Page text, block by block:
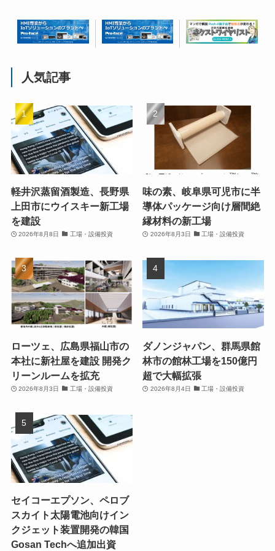
人気記事
軽井沢蒸留酒製造、長野県
上田市にウイスキー新工場
を建設
2026年8月8日 工場・設備投資
味の素、岐阜県可児市に半
導体パッケージ向け層間絶
縁材料の新工場
2026年8月3日 工場・設備投資
ローツェ、広島県福山市の
本社に新社屋を建設 開発ク
リーンルームを拡充
2026年8月3日 工場・設備投資
ダノンジャパン、群馬県館
林市の館林工場を150億円
超で大幅拡張
2026年8月4日 工場・設備投資
セイコーエプソン、ペロブ
スカイト太陽電池向けイン
クジェット装置開発の韓国
Gosan Techへ追加出資